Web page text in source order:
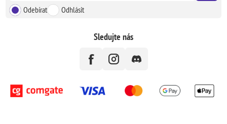
Odebírat Odhlásit
Sledujte nás